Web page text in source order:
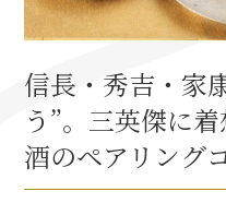
名古屋＜清正＞観光
信長・秀吉・家
う”。三英傑に
酒のペアリング